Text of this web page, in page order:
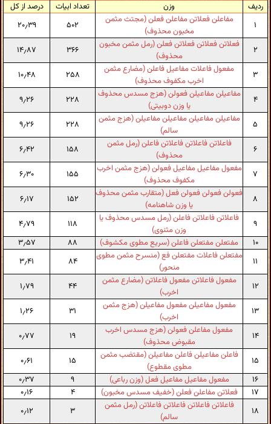
ردیف وزن تعداد ابیات
درصد از کل
۱
مفاعلن فعلاتن مفاعلن فعلن (مجتث مثمن
مخبون محذوف)
۵۰۲ ۲۰٫۳۹
۲
فعلاتن فعلاتن فعلاتن فعلن (رمل مثمن مخبون
محذوف)
۳۶۶ ۱۴٫۸۷
۳
مفعول فاعلات مفاعیل فاعلن (مضارع مثمن
اخرب مکفوف محذوف)
۲۵۸ ۱۰٫۴۸
۴
مفاعیلن مفاعیلن فعولن (هزج مسدس محذوف
یا وزن دوبیتی)
۲۲۸ ۹٫۲۶
۵
مفاعیلن مفاعیلن مفاعیلن مفاعیلن (هزج مثمن
سالم)
۲۲۸ ۹٫۲۶
۶
فاعلاتن فاعلاتن فاعلاتن فاعلن (رمل مثمن
محذوف)
۱۵۸ ۶٫۴۲
۷
مفعول مفاعیل مفاعیل فعولن (هزج مثمن اخرب
مکفوف محذوف)
۱۵۵ ۶٫۳۰
۸
فعولن فعولن فعولن فعل (متقارب مثمن محذوف
یا وزن شاهنامه)
۱۵۲ ۶٫۱۷
۹
فاعلاتن فاعلاتن فاعلن (رمل مسدس محذوف یا
وزن مثنوی)
۱۱۸
۴٫۷۹
۱۰
مفتعلن مفتعلن فاعلن (سریع مطوی مکشوف) ۸۸
۳٫۵۷
۱۱
مفتعلن فاعلات مفتعلن فع (منسرح مثمن مطوی
منحور)
۸۴ ۳٫۴۱
۱۲
مفعول فاعلاتن مفعول فاعلاتن (مضارع مثمن
اخرب)
۴۴ ۱٫۷۹
۱۳
مفعول مفاعیلن مفعول مفاعیلن (هزج مثمن
اخرب)
۳۱ ۱٫۲۶
۱۴
مفعول مفاعلن فعولن (هزج مسدس اخرب
مقبوض محذوف)
۱۹ ۰٫۷۷
۱۵
فاعلن مفاعیلن فاعلن مفاعیلن (مقتضب مثمن
مطوی مقطوع)
۱۵
۰٫۶۱
۱۶
مفعول مفاعیل مفاعیل فعل (وزن رباعی) ۹
۰٫۳۷
۱۷
فعلاتن مفاعلن فعلن (خفیف مسدس مخبون) ۴
۰٫۱۶
۱۸
فاعلاتن فاعلاتن فاعلاتن فاعلاتن (رمل مثمن
سالم)
۳ ۰٫۱۲